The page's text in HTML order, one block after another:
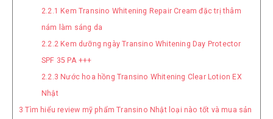
2.2.1 Kem Transino Whitening Repair Cream đặc trị thâm
nám làm sáng da
2.2.2 Kem dưỡng ngày Transino Whitening Day Protector
SPF 35 PA +++
2.2.3 Nước hoa hồng Transino Whitening Clear Lotion EX
Nhật
3 Tìm hiểu review mỹ phẩm Transino Nhật loại nào tốt và mua sản